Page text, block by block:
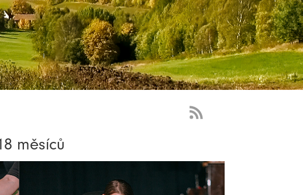
novinky
měsíců